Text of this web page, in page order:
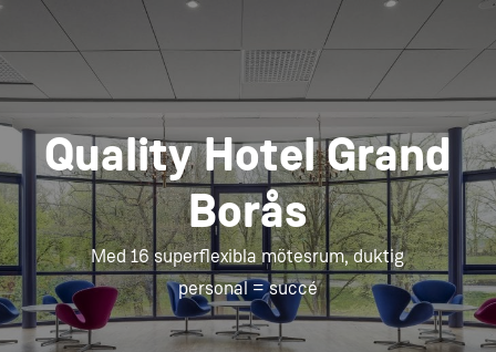
Quality Hotel Grand
Borås
Med 16 superflexibla mötesrum, duktig
personal = succé